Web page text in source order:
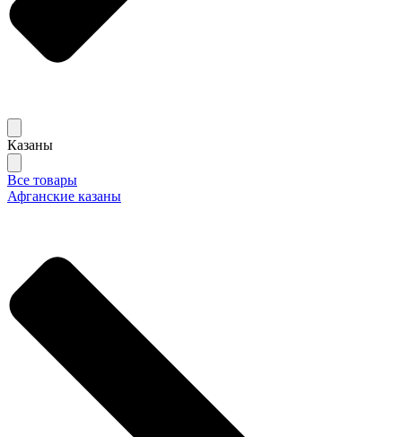
Казаны
Все товары
Афганские казаны